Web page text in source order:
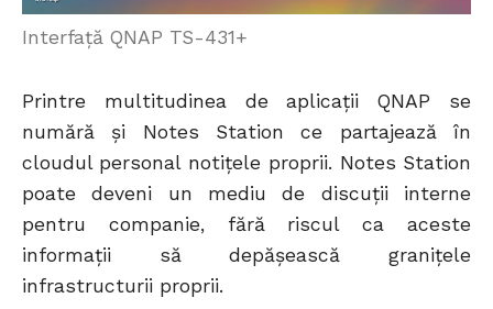
Interfață QNAP TS-431+
Printre multitudinea de aplicații QNAP se
numără și Notes Station ce partajează în
cloudul personal notițele proprii. Notes Station
poate deveni un mediu de discuții interne
pentru companie, fără riscul ca aceste
informații să depășească granițele
infrastructurii proprii.